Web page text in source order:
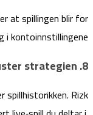
at spillingen blir for
kontoinnstillingene.
8. Analyser tidligere spill og juster strategien
spillhistorikken. Rizk